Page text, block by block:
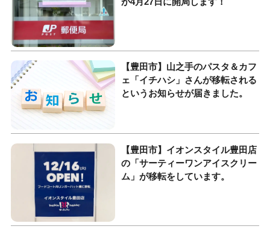
【豊田市】山之手のパスタ＆カフ
ェ「イチハシ」さんが移転される
というお知らせが届きました。
【豊田市】イオンスタイル豊田店
の「サーティーワンアイスクリー
ム」が移転をしています。